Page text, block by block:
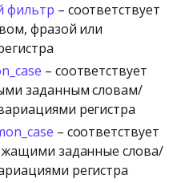
фильтр – соответствует
фразой или
– соответствует
заданным словам/
регистра
– соответствует
заданные слова/
регистра